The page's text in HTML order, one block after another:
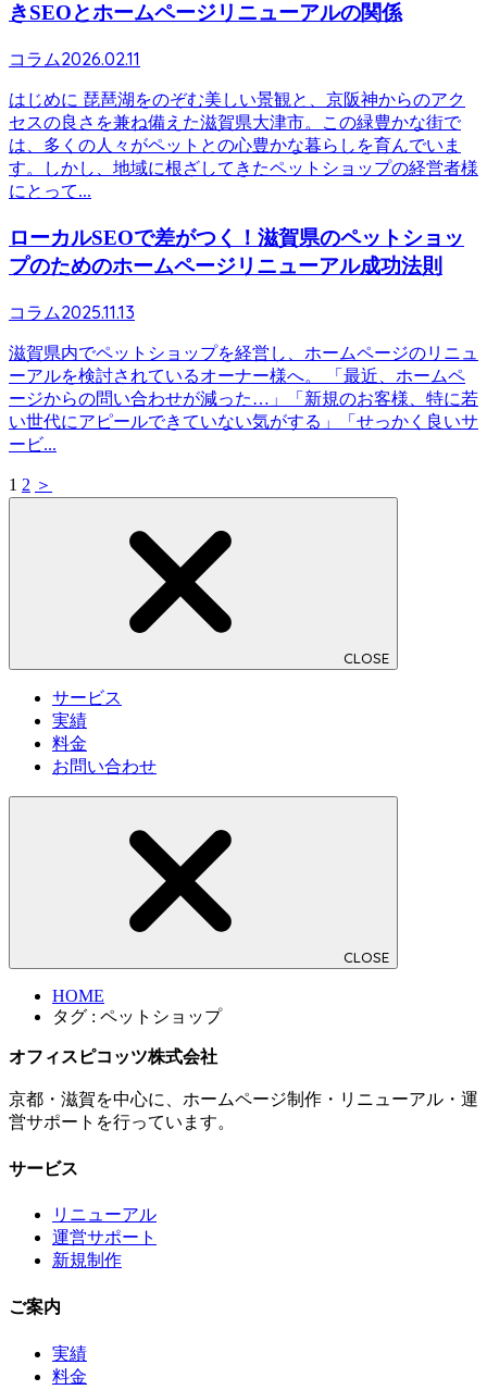
きSEOとホームページリニューアルの関係
コラム2026.02.11
はじめに 琵琶湖をのぞむ美しい景観と、京阪神からのアク
セスの良さを兼ね備えた滋賀県大津市。この緑豊かな街で
は、多くの人々がペットとの心豊かな暮らしを育んでいま
す。しかし、地域に根ざしてきたペットショップの経営者様
にとって...
ローカルSEOで差がつく！滋賀県のペットショッ
プのためのホームページリニューアル成功法則
コラム2025.11.13
滋賀県内でペットショップを経営し、ホームページのリニュ
ーアルを検討されているオーナー様へ。 「最近、ホームペ
ージからの問い合わせが減った…」「新規のお客様、特に若
い世代にアピールできていない気がする」「せっかく良いサ
ービ...
1 2 ＞
CLOSE
サービス
実績
料金
お問い合わせ
CLOSE
HOME
タグ : ペットショップ
オフィスピコッツ株式会社
京都・滋賀を中心に、ホームページ制作・リニューアル・運
営サポートを行っています。
サービス
リニューアル
運営サポート
新規制作
ご案内
実績
料金